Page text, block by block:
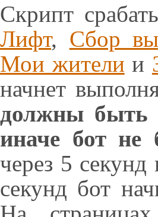
Скрипт
Лифт, Сбор
Мои жители и
начнет
должны быть
иначе бот не
через 5
секунд бот